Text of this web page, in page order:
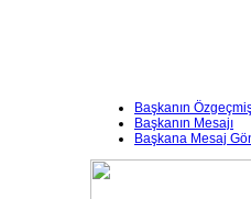
Başkanın
Başkanın Mesajı
Başkana Mesaj